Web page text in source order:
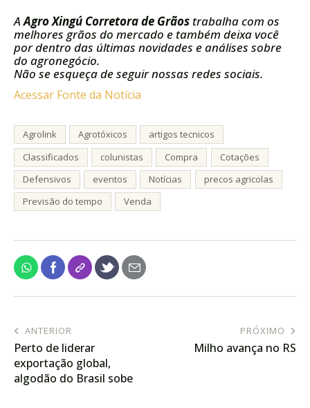
AAgro Xingú Corretora de Grãos trabalha com os
melhores grãos do mercado e também deixa você
por dentro das últimas novidades e análises sobre
do agronegócio.
Não se esqueça de seguir nossas redes sociais.
Acessar Fonte da Notícia
Agrolink Agrotóxicos
artigos tecnicos
Classificados
colunistas Compra
Cotações
Defensivos
eventos Notícias
precos agricolas
Previsão do tempo
Venda
ANTERIOR
Perto de liderar
exportação global,
algodão do Brasil sobe
PRÓXIMO
Milho avança no RS